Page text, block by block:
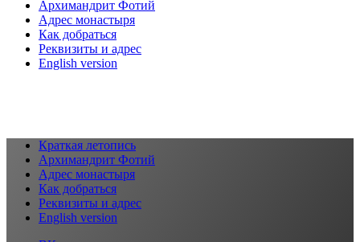
Архимандрит Фотий
Адрес монастыря
Как добраться
Реквизиты и адрес
English version
Краткая летопись
Архимандрит Фотий
Адрес монастыря
Как добраться
Реквизиты и адрес
English version